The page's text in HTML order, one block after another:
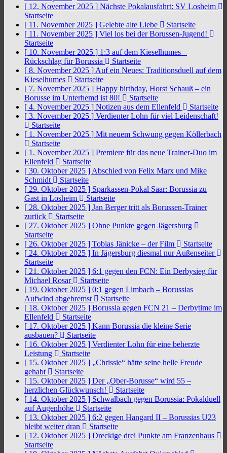
[ 12. November 2025 ] Nächste Pokalausfahrt: SV Losheim
Startseite
[ 11. November 2025 ] Gelebte alte Liebe
Startseite
[ 11. November 2025 ] Viel los bei der Borussen-Jugend!
Startseite
[ 10. November 2025 ] 1:3 auf dem Kieselhumes –
Rückschlag für Borussia
Startseite
[ 8. November 2025 ] Auf ein Neues: Traditionsduell auf dem
Kieselhumes
Startseite
[ 7. November 2025 ] Happy birthday, Horst Schauß – ein
Borusse im Unterhemd ist 80!
Startseite
[ 4. November 2025 ] Notizen aus dem Ellenfeld
Startseite
[ 3. November 2025 ] Verdienter Lohn für viel Leidenschaft!
Startseite
[ 1. November 2025 ] Mit neuem Schwung gegen Köllerbach
Startseite
[ 1. November 2025 ] Premiere für das neue Trainer-Duo im
Ellenfeld
Startseite
[ 30. Oktober 2025 ] Abschied von Felix Marx und Mike
Schmidt
Startseite
[ 29. Oktober 2025 ] Sparkassen-Pokal Saar: Borussia zu
Gast in Losheim
Startseite
[ 28. Oktober 2025 ] Jan Berger tritt als Borussen-Trainer
zurück
Startseite
[ 27. Oktober 2025 ] Ohne Punkte gegen Jägersburg
Startseite
[ 26. Oktober 2025 ] Tobias Jänicke – der Film
Startseite
[ 24. Oktober 2025 ] In Jägersburg diesmal nur Außenseiter
Startseite
[ 21. Oktober 2025 ] 6:1 gegen den FCN: Ein Derbysieg für
Michael Rosar
Startseite
[ 19. Oktober 2025 ] 0:1 gegen Limbach – Borussias
Aufwind abgebremst
Startseite
[ 18. Oktober 2025 ] Borussia gegen FCN 21 – Derbytime im
Ellenfeld
Startseite
[ 17. Oktober 2025 ] Kann Borussia die kleine Serie
ausbauen?
Startseite
[ 16. Oktober 2025 ] Verdienter Lohn für eine beherzte
Leistung
Startseite
[ 15. Oktober 2025 ] „Chrissie“ hätte seine helle Freude
gehabt
Startseite
[ 15. Oktober 2025 ] Der „Ober-Borusse“ wird 55 –
herzlichen Glückwunsch!
Startseite
[ 14. Oktober 2025 ] Schwalbach gegen Borussia: Pokalduell
auf Augenhöhe
Startseite
[ 13. Oktober 2025 ] 6:2 gegen Hangard II – Borussias U23
bleibt weiter dran
Startseite
[ 12. Oktober 2025 ] Dreckige drei Punkte am Franzenhaus
Startseite